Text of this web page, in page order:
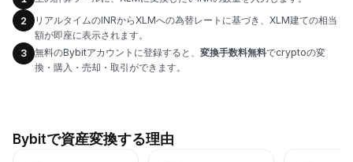
2
リアルタイムのINRからXLMへの為替レートに基づき、XLM建ての相当
額が即座に表示されます。
3
無料のBybitアカウントに登録すると、 変換手数料無料でcryptoの変
換・購入・売却・取引ができます。
Bybitで資産変換する理由